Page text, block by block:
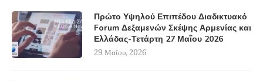
Πρώτο Υψηλού Επιπέδου Διαδικτυακό
Forum Δεξαμενών Σκέψης Αρμενίας και
Ελλάδας-Τετάρτη 27 Μαΐου 2026
29 Μαΐου, 2026